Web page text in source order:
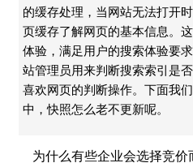
的缓存处理，当网站无法打开
页缓存了解网页的基本信息。
体验，满足用户的搜索体验要
站管理员用来判断搜索索引是
喜欢网页的判断操作。下面我
中，快照怎么老不更新呢。
为什么有些企业会选择竞价